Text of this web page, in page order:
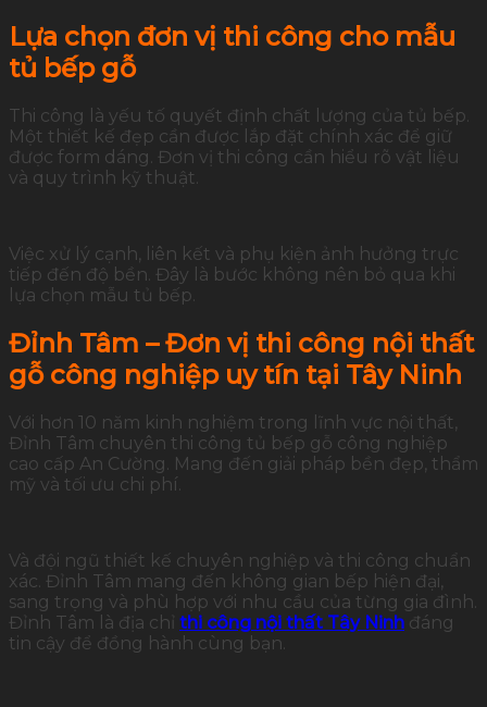
Lựa chọn đơn vị thi công cho mẫu
tủ bếp gỗ
Thi công là yếu tố quyết định chất lượng của tủ bếp.
Một thiết kế đẹp cần được lắp đặt chính xác để giữ
được form dáng. Đơn vị thi công cần hiểu rõ vật liệu
và quy trình kỹ thuật.
Việc xử lý cạnh, liên kết và phụ kiện ảnh hưởng trực
tiếp đến độ bền. Đây là bước không nên bỏ qua khi
lựa chọn mẫu tủ bếp.
Đỉnh Tâm – Đơn vị thi công nội thất
gỗ công nghiệp uy tín tại Tây Ninh
Với hơn 10 năm kinh nghiệm trong lĩnh vực nội thất,
Đỉnh Tâm chuyên thi công tủ bếp gỗ công nghiệp
cao cấp An Cường. Mang đến giải pháp bền đẹp, thẩm
mỹ và tối ưu chi phí.
Và đội ngũ thiết kế chuyên nghiệp và thi công chuẩn
xác. Đỉnh Tâm mang đến không gian bếp hiện đại,
sang trọng và phù hợp với nhu cầu của từng gia đình.
Đỉnh Tâm là địa chỉ thi công nội thất Tây Ninh đáng
tin cậy để đồng hành cùng bạn.